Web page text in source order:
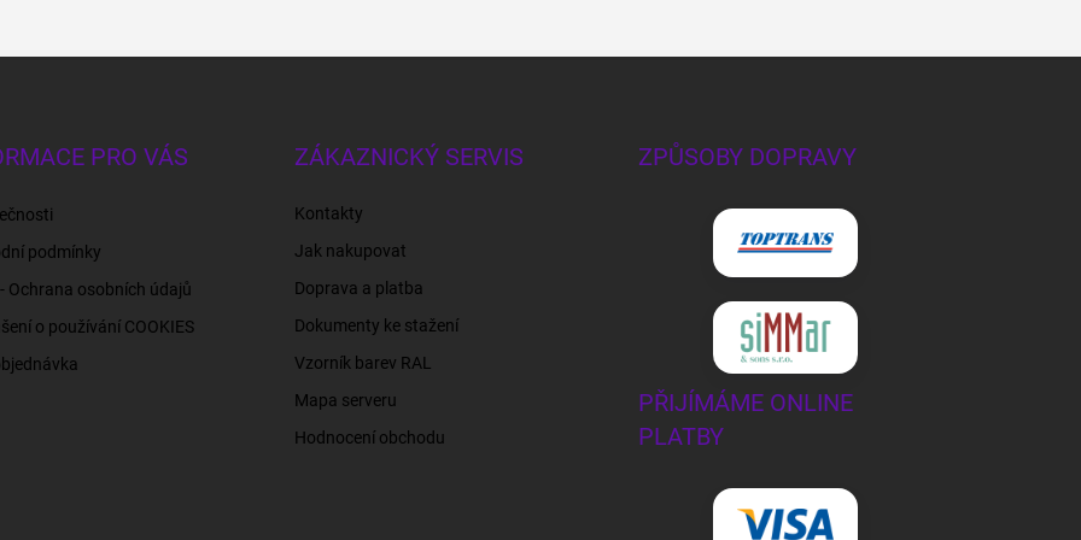
PRO VÁS
podmínky
- Ochrana osobních údajů
o používání COOKIES
ZÁKAZNICKÝ SERVIS
Kontakty
Jak nakupovat
Doprava a platba
Dokumenty ke stažení
Vzorník barev RAL
Mapa serveru
Hodnocení obchodu
ZPŮSOBY DOPRAVY
PŘIJÍMÁME ONLINE
PLATBY